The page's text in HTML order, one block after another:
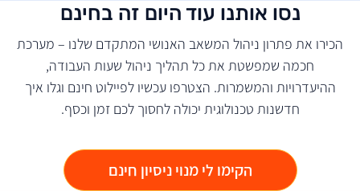
נסו אותנו עוד היום זה בחינם
הכירו את פתרון ניהול המשאב האנושי המתקדם שלנו – מערכת
חכמה שמפשטת את כל תהליך ניהול שעות העבודה,
ההיעדרויות והמשמרות. הצטרפו עכשיו לפיילוט חינם וגלו איך
חדשנות טכנולוגית יכולה לחסוך לכם זמן וכסף.
הקימו לי מנוי ניסיון חינם